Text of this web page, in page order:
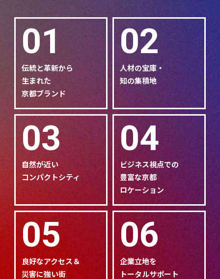
01
伝統と革新から
生まれた
京都ブランド
02
人材の宝庫・
知の集積地
03
自然が近い
コンパクトシティ
04
ビジネス視点での
豊富な京都
ロケーション
05
良好なアクセス＆
災害に強い街
06
企業立地を
トータルサポート